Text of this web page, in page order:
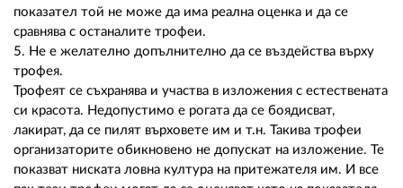
показател той не може да има реална оценка и да се
сравнява с останалите трофеи.
5. Не е желателно допълнително да се въздейства върху
трофея.
Трофеят се съхранява и участва в изложения с естествената
си красота. Недопустимо е рогата да се боядисват,
лакират, да се пилят върховете им и т.н. Такива трофеи
организаторите обикновено не допускат на изложение. Те
показват ниската ловна култура на притежателя им. И все